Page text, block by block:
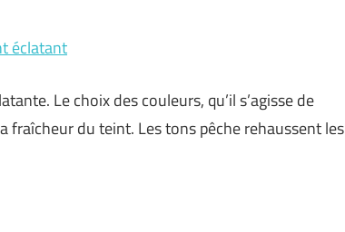
éclatant
Le choix des couleurs, qu’il s’agisse de
fraîcheur du teint. Les tons pêche rehaussent les